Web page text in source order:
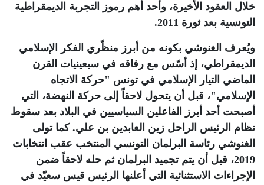
خلال العقود الأخيرة، وأحد أهم رموز التجربة الديمقراطية
التونسية بعد ثورة 2011
.
ويُعرف الغنوشي بكونه من أبرز منظّري الفكر الإسلامي
الديمقراطي، إذ أسّس مع رفاقه في سبعينيات القرن
الماضي التيار الإسلامي في تونس "حركة الاتجاه
الإسلامي"، قبل أن يتحول لاحقاً إلى حركة النهضة، التي
أصبحت أحد أبرز الفاعلين السياسيين في البلاد بعد سقوط
نظام الرئيس الراحل زين العابدين بن علي. كما تولى
الغنوشي رئاسة البرلمان التونسي المنتخب عقب انتخابات
2019، قبل أن يتم تجميد البرلمان ثم حله لاحقاً ضمن
الإجراءات الاستثنائية التي أعلنها الرئيس قيس سعيّد في